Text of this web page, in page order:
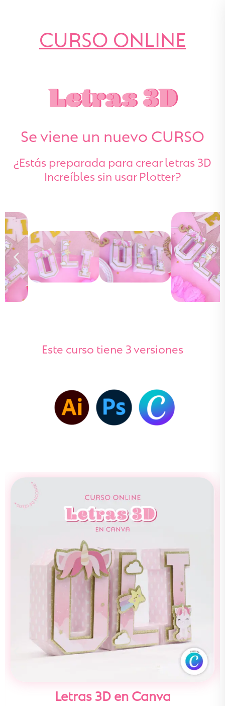
CURSO ONLINE
Letras 3D
Se viene un nuevo CURSO
¿Estás preparada para crear letras 3D
Increíbles sin usar Plotter?
Este curso tiene 3 versiones
Letras 3D en Canva